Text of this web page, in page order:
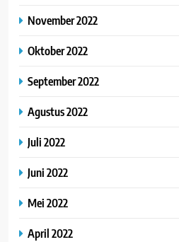
November 2022
Oktober 2022
September 2022
Agustus 2022
Juli 2022
Juni 2022
Mei 2022
April 2022